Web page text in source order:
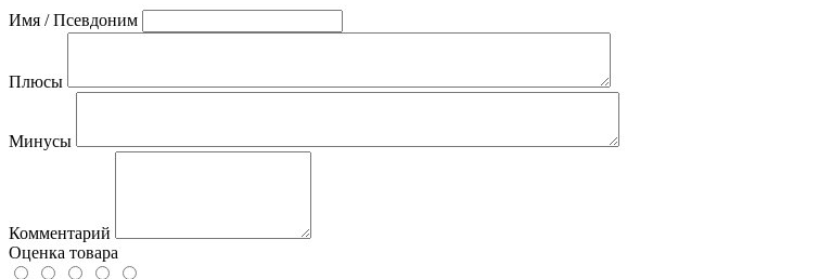
Имя / Псевдоним
Плюсы
Минусы
Комментарий
Оценка товара